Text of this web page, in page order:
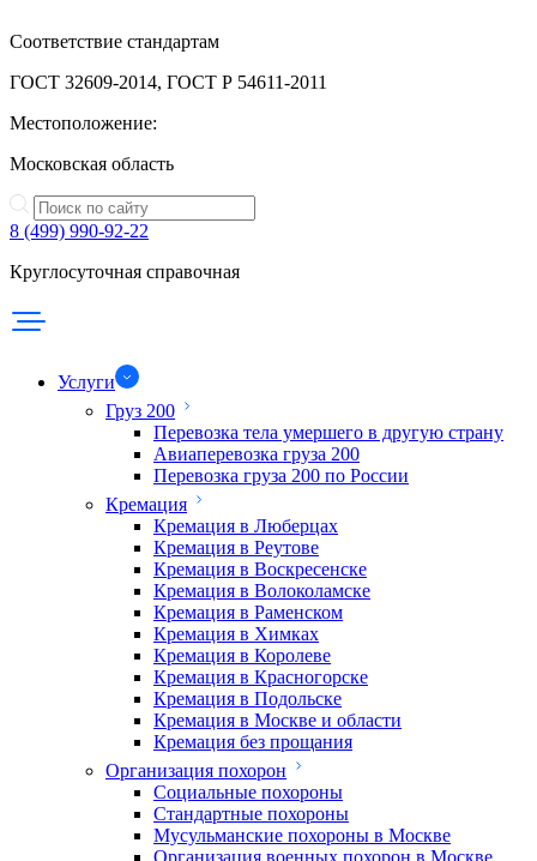
Соответствие стандартам
ГОСТ 32609-2014, ГОСТ Р 54611-2011
Местоположение:
Московская область
8 (499) 990-92-22
Круглосуточная справочная
Услуги
Груз 200
Перевозка тела умершего в другую страну
Авиаперевозка груза 200
Перевозка груза 200 по России
Кремация
Кремация в Люберцах
Кремация в Реутове
Кремация в Воскресенске
Кремация в Волоколамске
Кремация в Раменском
Кремация в Химках
Кремация в Королеве
Кремация в Красногорске
Кремация в Подольске
Кремация в Москве и области
Кремация без прощания
Организация похорон
Социальные похороны
Стандартные похороны
Мусульманские похороны в Москве
Организация военных похорон в Москве